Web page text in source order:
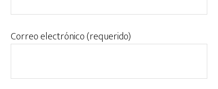
Correo electrónico (requerido)